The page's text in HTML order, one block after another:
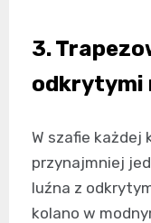
3.
odkrytymi
W szafie każdej
przynajmniej
luźna z
kolano w